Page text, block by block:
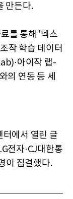
만든다.
를 통해 '덱스
작 학습 데이터
아이작 랩-
의 연동 등 세
터에서 열린 글
전자·CJ대한통
이 집결했다.